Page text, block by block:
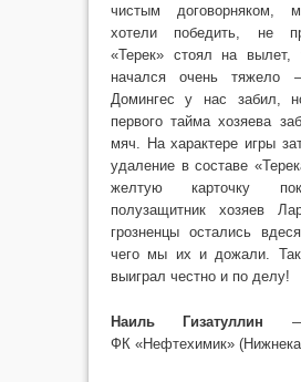
чистым
хотели победить, не
«Терек» стоял на вылет,
начался очень тяжело
Домингес у нас забил,
первого тайма хозяева
мяч. На характере игры
удаление в составе
желтую карточку
полузащитник хозяев
грозненцы остались
чего мы их и дожали.
выиграл честно и по делу!
Наиль Гизатуллин —
ФК «Нефтехимик»